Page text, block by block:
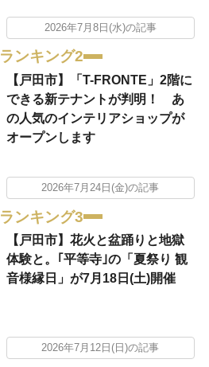
2026年7月8日(水)の記事
ランキング2
【戸田市】「T-FRONTE」2階に
できる新テナントが判明！ あ
の人気のインテリアショップが
オープンします
2026年7月24日(金)の記事
ランキング3
【戸田市】花火と盆踊りと地獄
体験と。｢平等寺｣の「夏祭り 観
音様縁日」が7月18日(土)開催
2026年7月12日(日)の記事